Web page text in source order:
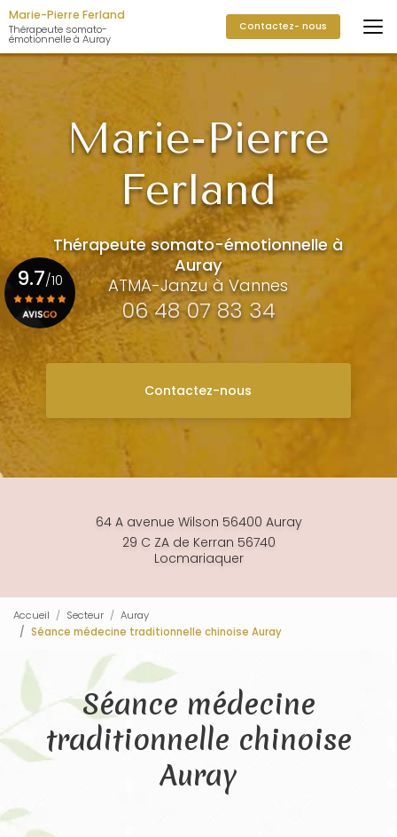
Aller
au
contenu
Marie-Pierre Ferland
Thérapeute somato-
émotionnelle à Auray
Contactez- nous
Marie-Pierre
Ferland
Thérapeute somato-émotionnelle à
Auray
ATMA-Janzu à Vannes
06 48 07 83 34
Contactez-nous
64 A avenue Wilson 56400 Auray
29 C ZA de Kerran 56740
Locmariaquer
9.7/10
Voir le certificat
Accueil Secteur
Auray
Séance médecine traditionnelle chinoise Auray
Séance médecine
traditionnelle chinoise
Auray